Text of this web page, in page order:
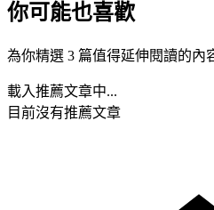
你可能也喜歡
為你精選 3 篇值得延伸閱讀的內
載入推薦文章中...
目前沒有推薦文章